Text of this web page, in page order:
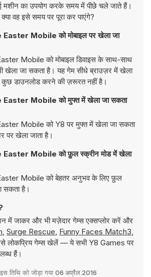
का उपयोग करके समय में पीछे चले जाते हैं।
वह इसे समय पर पूरा कर पाएंगे?
Mobile को मोबाइल पर खेला जा
Mobile को मोबाइल डिवाइस के साथ-साथ
खेला जा सकता है। यह गेम सीधे ब्राउज़र में खेला
डाउनलोड करने की ज़रूरत नहीं है।
Mobile को मुफ्त में खेला जा सकता
Mobile को Y8 पर मुफ्त में खेला जा सकता
पर खेला जाता है।
Mobile को फ़ुल स्क्रीन मोड में खेला
Mobile को बेहतर अनुभव के लिए फ़ुल
सकता है।
में जाकर और भी मज़ेदार गेम्स एक्सप्लोर करें और
, Surge Rescue, Funny Faces Match3,
लोकप्रिय गेम्स खेलें — ये सभी Y8 Games पर
हैं।
इस तिथि को जोड़ा गया 06 अप्रैल 2016